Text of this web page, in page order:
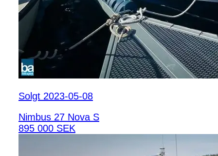
Solgt 2023-05-08
Nimbus 27 Nova S
895 000 SEK